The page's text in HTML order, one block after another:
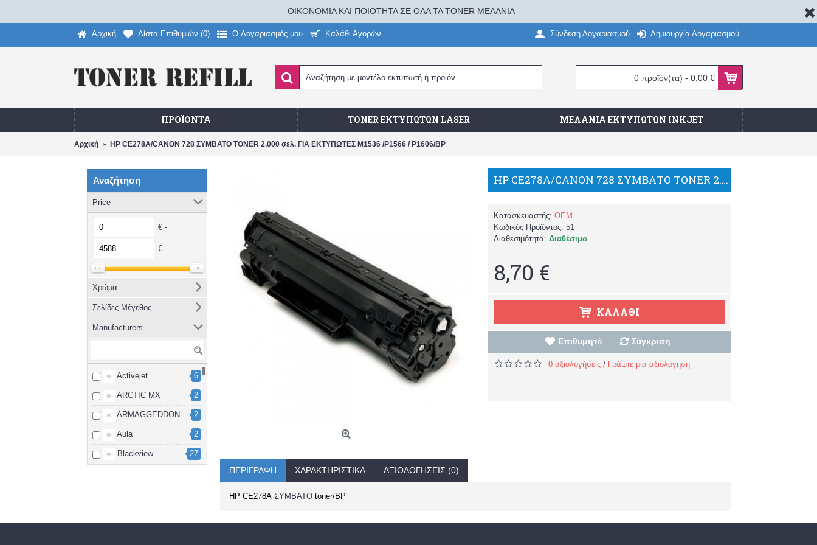
ΟΙΚΟΝΟΜΙΑ ΚΑΙ ΠΟΙΟΤΗΤΑ ΣΕ ΟΛΑ ΤΑ TONER ΜΕΛΑΝΙΑ
Αρχική Λίστα Επιθυμιών (0) O Λογαριασμός μου Καλάθι Αγορών Σύνδεση Λογαριασμού Δημιουργία Λογαριασμού
0 προϊόν(τα) - 0,00 €
ΠΡΟΪΌΝΤΑ TONER ΕΚΤΥΠΩΤΏΝ LASER ΜΕΛΆΝΙΑ ΕΚΤΥΠΩΤΏΝ INKJET
Αρχική HP CE278A/CANON 728 ΣΥΜΒΑΤΟ TONER 2.000 σελ. ΓΙΑ ΕΚΤΥΠΩΤΕΣ M1536 /P1566 / P1606/BP
Αναζήτηση
Price
€ -
€
Χρώμα
Σελίδες-Μέγεθος
Manufacturers
Activejet 6
ARCTIC MX 2
ARMAGGEDDON 2
Aula 2
Blackview 27
HP CE278A/CANON 728 ΣΥΜΒΑΤΟ TONER 2.000 σελ. ΓΙΑ ΕΚΤΥΠΩΤΕΣ M1536 /P1566 / P1606/BP
Κατασκευαστής: OEM
Κωδικός Προϊόντος: 51
Διαθεσιμότητα: Διαθέσιμο
8,70 €
ΚΑΛΆΘΙ
Επιθυμητό Σύγκριση
0 αξιολογήσεις / Γράψτε μια αξιολόγηση
ΠΕΡΙΓΡΑΦΉ ΧΑΡΑΚΤΗΡΙΣΤΙΚΆ ΑΞΙΟΛΟΓΉΣΕΙΣ (0)
HP CE278A ΣΥΜΒΑΤΟ toner/BP